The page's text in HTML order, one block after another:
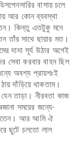
বাসায় চলে
আর কোন ব্যবস্থা
কিন্তু এতটুকু মনে
তাঁর সাথে ছায়ার মত।
দাদা সূর্য উঠার অগেই
সেবা করবার বাহন ছিল
অবশ্য প্রায়শঃই
দাঁড়িয়ে থাকতাম।
তাড়া। নীরবতা কাজ
সময়ের জন্যে-
আর আমি ঐ
ছুটে চলতো লাল